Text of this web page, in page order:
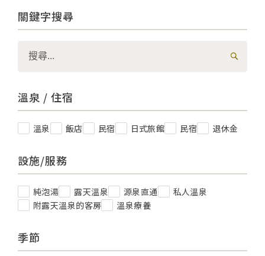
關鍵字搜尋
溫泉 / 住宿
溫泉 飯店 民宿 日式旅館 民宿 退休金
設施/服務
純泡湯 露天溫泉 源泉直通
私人溫泉
附露天溫泉的客房
溫泉療養
季節